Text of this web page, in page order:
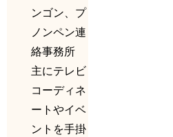
ンゴン、プ
ノンペン連
絡事務所
主にテレビ
コーディネ
ートやイベ
ントを手掛